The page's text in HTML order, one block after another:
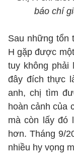
báo chí
Sau những tổn
H gặp được
tuy không phải
đây đích thực
anh, chị tìm
hoàn cảnh của
mà còn lấy đó
hơn. Tháng 9/
nhiều hy vọng